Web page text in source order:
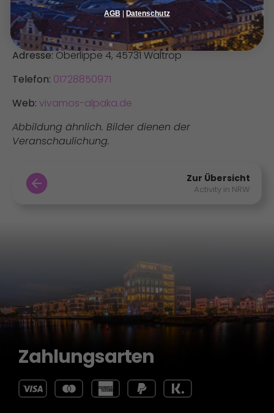
Die Einlösung des Gutscheins ist ausschließlich bei
Vorlage möglich.
Adresse:Oberlippe 4, 45731 Waltrop
Telefon: 01728850971
Web: vivamos-alpaka.de
Abbildung ähnlich. Bilder dienen der
Veranschaulichung.
Zur Übersicht
Activity in NRW
Zahlungsarten
AGB| Datenschutz